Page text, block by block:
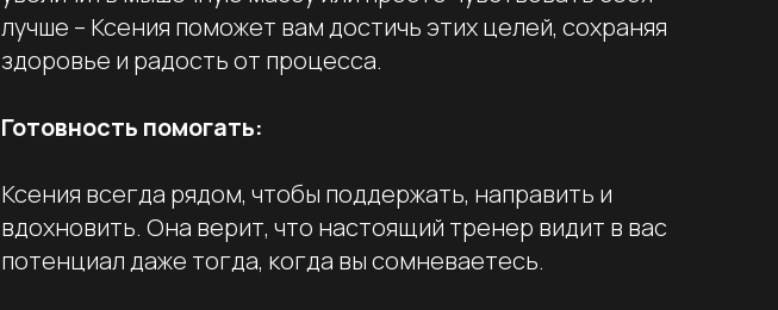
лучше – Ксения поможет вам достичь этих целей, сохраняя
здоровье и радость от процесса.
Готовность помогать:
Ксения всегда рядом, чтобы поддержать, направить и
вдохновить. Она верит, что настоящий тренер видит в вас
потенциал даже тогда, когда вы сомневаетесь.